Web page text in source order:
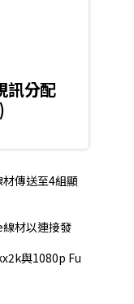
訊分配
傳送至4組顯
材以連接發
與1080p Fu